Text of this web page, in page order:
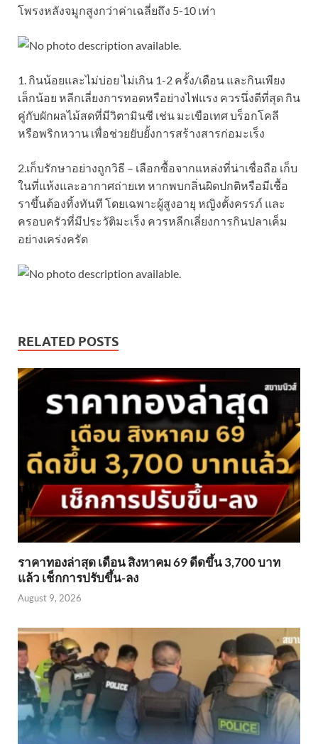
โพรงหลังจมูกสูงกว่าค่าเฉลี่ยถึง 5-10 เท่า
1. กินน้อยและไม่บ่อย ไม่เกิน 1-2 ครั้ง/เดือน และกินเพียง
เล็กน้อย หลีกเลี่ยงการทอดหรือย่างไฟแรง ควรนึ่งดีที่สุด กิน
คู่กับผักผลไม้สดที่มีวิตามินซี เช่น มะเขือเทศ บร็อกโคลี
หรือพริกหวาน เพื่อช่วยยับยั้งการสร้างสารก่อมะเร็ง
2.เก็บรักษาอย่างถูกวิธี – เลือกซื้อจากแหล่งที่น่าเชื่อถือ เก็บ
ในที่แห้งและอากาศถ่ายเท หากพบกลิ่นผิดปกติหรือมีเชื้อ
ราขึ้นต้องทิ้งทันที โดยเฉพาะผู้สูงอายุ หญิงตั้งครรภ์ และ
ครอบครัวที่มีประวัติมะเร็ง ควรหลีกเลี่ยงการกินปลาเค็ม
อย่างเคร่งครัด
RELATED POSTS
ราคาทองล่าสุด เดือน สิงหาคม 69 ดีดขึ้น 3,700 บาท
แล้ว เช็กการปรับขึ้น-ลง
August 9, 2026